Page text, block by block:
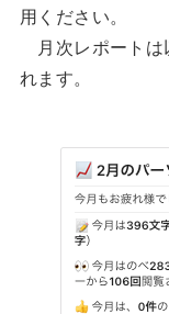
用ください。
月次レポートは
れます。